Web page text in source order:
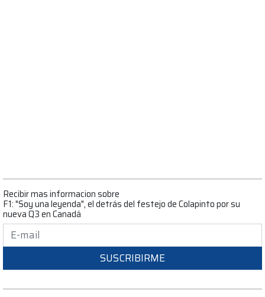
Recibir mas informacion sobre
F1: "Soy una leyenda", el detrás del festejo de Colapinto por su
nueva Q3 en Canadá
SUSCRIBIRME